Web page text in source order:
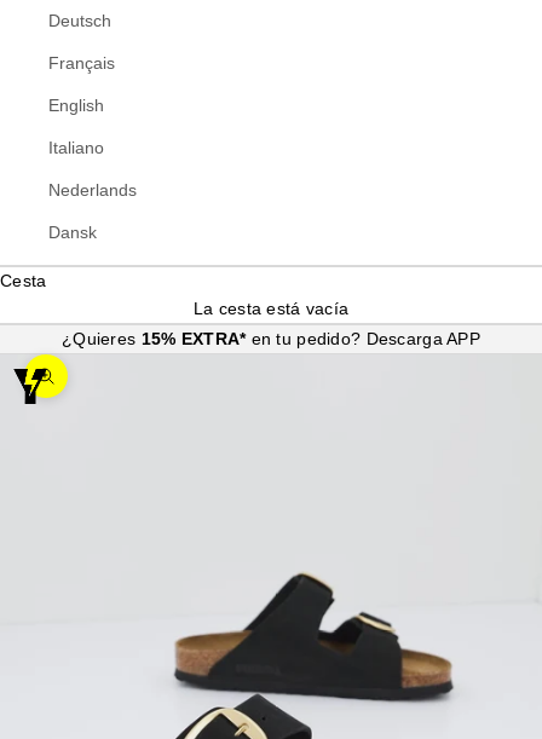
Deutsch
Français
English
Italiano
Nederlands
Dansk
Cesta
La cesta está vacía
¿Quieres 15% EXTRA* en tu pedido? Descarga APP
Zoom